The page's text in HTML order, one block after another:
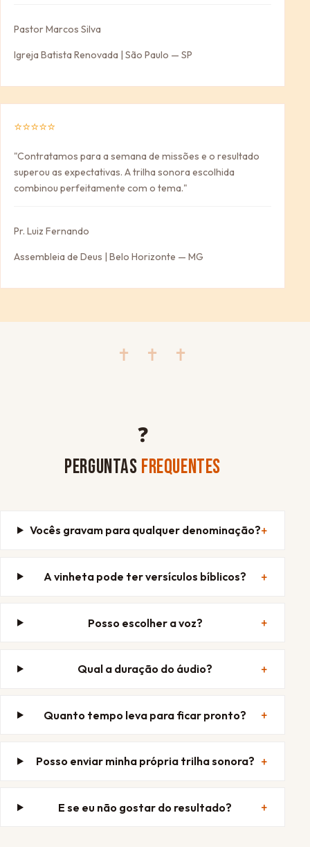
Pastor Marcos Silva
Igreja Batista Renovada | São Paulo — SP
⭐⭐⭐⭐⭐
"Contratamos para a semana de missões e o resultado
superou as expectativas. A trilha sonora escolhida
combinou perfeitamente com o tema."
Pr. Luiz Fernando
Assembleia de Deus | Belo Horizonte — MG
✝ ✝ ✝
❓
PERGUNTAS FREQUENTES
Vocês gravam para qualquer denominação?
A vinheta pode ter versículos bíblicos?
Posso escolher a voz?
Qual a duração do áudio?
Quanto tempo leva para ficar pronto?
Posso enviar minha própria trilha sonora?
E se eu não gostar do resultado?